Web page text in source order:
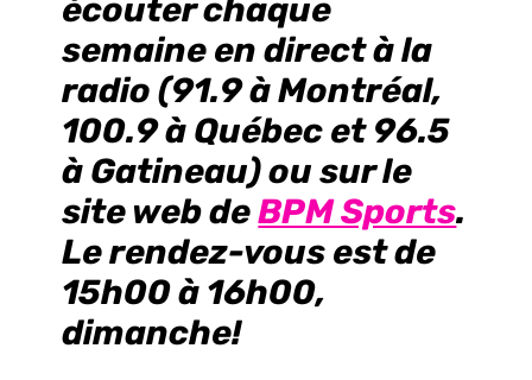
écouter chaque
semaine en direct à la
radio (91.9à Montréal,
100.9à Québec et 96.5
à Gatineau) ou sur le
site web deBPM Sports.
Le rendez-vous est de
15h00à 16h00,
dimanche!